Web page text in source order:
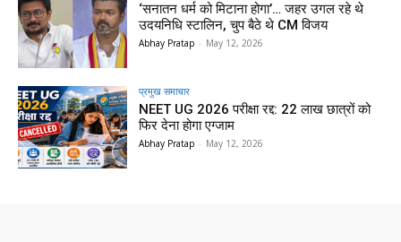
‘सनातन धर्म को मिटाना होगा’… जहर उगल रहे थे
उदयनिधि स्टालिन, चुप बैठे थे CM विजय
Abhay Pratap - May 12, 2026
प्रमुख समाचार‎
NEET UG 2026 परीक्षा रद्द: 22 लाख छात्रों को
फिर देना होगा एग्जाम
Abhay Pratap - May 12, 2026